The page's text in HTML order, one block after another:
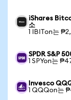
iShares
소
1 IBITon는
SPDR S&P
1 SPYon는
Invesco
1 QQQon는